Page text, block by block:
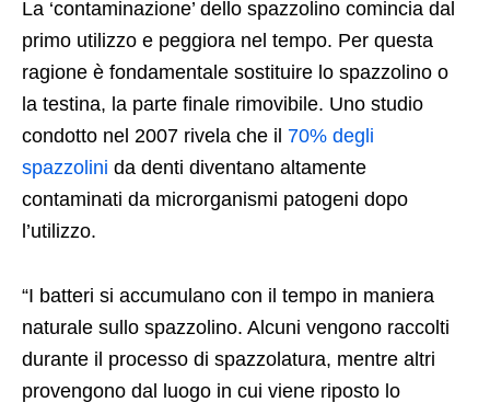
La ‘contaminazione’ dello spazzolino comincia dal
primo utilizzo e peggiora nel tempo. Per questa
ragione è fondamentale sostituire lo spazzolino o
la testina, la parte finale rimovibile. Uno studio
condotto nel 2007 rivela che il 70% degli
spazzolini da denti diventano altamente
contaminati da microrganismi patogeni dopo
l’utilizzo.
“I batteri si accumulano con il tempo in maniera
naturale sullo spazzolino. Alcuni vengono raccolti
durante il processo di spazzolatura, mentre altri
provengono dal luogo in cui viene riposto lo